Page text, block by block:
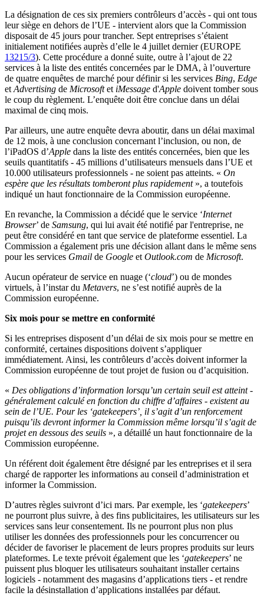
La désignation de ces six premiers contrôleurs d’accès - qui ont tous
leur siège en dehors de l’UE - intervient alors que la Commission
disposait de 45 jours pour trancher. Sept entreprises s’étaient
initialement notifiées auprès d’elle le 4 juillet dernier (EUROPE
13215/3). Cette procédure a donné suite, outre à l’ajout de 22
services à la liste des entités concernées par le DMA, à l’ouverture
de quatre enquêtes de marché pour définir si les services Bing, Edge
et Advertising de Microsoftet iMessage d'Apple doivent tomber sous
le coup du règlement. L’enquête doit être conclue dans un délai
maximal de cinq mois.
Par ailleurs, une autre enquête devra aboutir, dans un délai maximal
de 12 mois, à une conclusion concernant l’inclusion, ou non, de
l’iPadOS d’Apple dans la liste des entités concernées, bien que les
seuils quantitatifs - 45 millions d’utilisateurs mensuels dans l’UE et
10.000 utilisateurs professionnels - ne soient pas atteints. « On
espère que les résultats tomberont plus rapidement », a toutefois
indiqué un haut fonctionnaire de la Commission européenne.
En revanche, la Commission a décidé que le service ‘Internet
Browser’ de Samsung, qui lui avait été notifié par l'entreprise, ne
peut être considéré en tant que service de plateforme essentiel. La
Commission a également pris une décision allant dans le même sens
pour les services Gmail de Google et Outlook.com de Microsoft.
Aucun opérateur de service en nuage (‘cloud’) ou de mondes
virtuels, à l’instar du Metavers, ne s’est notifié auprès de la
Commission européenne.
Six mois pour se mettre en conformité
Si les entreprises disposent d’un délai de six mois pour se mettre en
conformité, certaines dispositions doivent s’appliquer
immédiatement. Ainsi, les contrôleurs d’accès doivent informer la
Commission européenne de tout projet de fusion ou d’acquisition.
« Des obligations d’information lorsqu’un certain seuil est atteint -
généralement calculé en fonction du chiffre d’affaires - existent au
sein de l’UE. Pour les ‘gatekeepers’, il s’agit d’un renforcement
puisqu’ils devront informer la Commission même lorsqu’il s’agit de
projet en dessous des seuils », a détaillé un haut fonctionnaire de la
Commission européenne.
Un référent doit également être désigné par les entreprises et il sera
chargé de rapporter les informations au conseil d’administration et
informer la Commission.
D’autres règles suivront d’ici mars. Par exemple, les ‘gatekeepers’
ne pourront plus suivre, à des fins publicitaires, les utilisateurs sur les
services sans leur consentement. Ils ne pourront plus non plus
utiliser les données des professionnels pour les concurrencer ou
décider de favoriser le placement de leurs propres produits sur leurs
plateformes. Le texte prévoit également que les ‘gatekeepers’ ne
puissent plus bloquer les utilisateurs souhaitant installer certains
logiciels - notamment des magasins d’applications tiers - et rendre
facile la désinstallation d’applications installées par défaut.